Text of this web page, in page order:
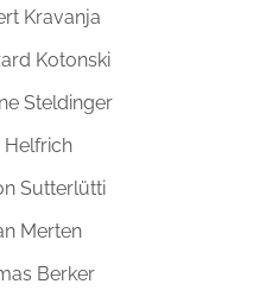
Kravanja
Kotonski
Steldinger
Helfrich
Sutterlütti
Merten
Berker